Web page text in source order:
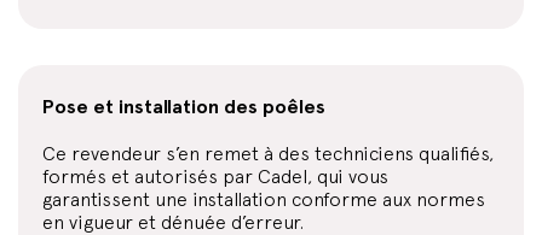
Pose et installation des poêles
Ce revendeur s’en remet à des techniciens qualifiés,
formés et autorisés par Cadel, qui vous
garantissent une installation conforme aux normes
en vigueur et dénuée d’erreur.